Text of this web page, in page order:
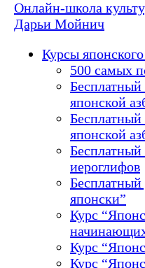
Онлайн-школа
Дарьи Мойнич
Курсы
500 самых
японской
японской
иероглифов
Бесплатный
японски”
Курс
Курс
Курс